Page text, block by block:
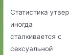
Статистика
иногда
сталкивается с
сексуальной